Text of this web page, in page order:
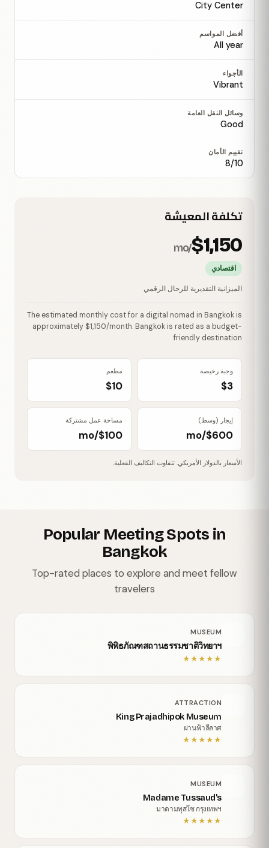
City Center
أفضل المواسم
All year
الأجواء
Vibrant
وسائل النقل العامة
Good
تقييم الأمان
8/10
تكلفة المعيشة
$1,150
/mo
اقتصادي
الميزانية التقديرية للرحال الرقمي
The estimated monthly cost for a digital nomad in Bangkok is
approximately $1,150/month. Bangkok is rated as a budget-
friendly destination.
وجبة رخيصة
$3
مطعم
$10
إيجار (وسط)
$600/mo
مساحة عمل مشتركة
$100/mo
الأسعار بالدولار الأمريكي. تتفاوت التكاليف الفعلية.
Popular Meeting Spots in
Bangkok
Top-rated places to explore and meet fellow
travelers
MUSEUM
พิพิธภัณฑสถานธรรมชาติวิทยาฯ
★
★
★
★
★
ATTRACTION
King Prajadhipok Museum
ผ่านฟ้าลีลาศ
★
★
★
★
★
MUSEUM
Madame Tussaud's
มาดามทุสโซ กรุงเทพฯ
★
★
★
★
★